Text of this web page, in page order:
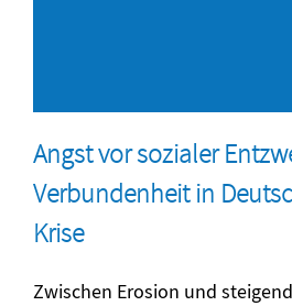
Angst vor sozialer
Verbundenheit in
Krise
Zwischen Erosion und